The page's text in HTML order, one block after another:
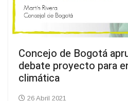
Concejo de Bogotá
debate proyecto para
climática
26 Abril 2021